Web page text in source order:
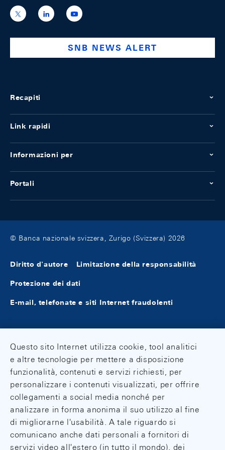
https://x.com/snb_bns
https://ch.linkedin.com/company/swiss-
national-
https://www.youtube.com/
SNB NEWS ALERT
Recapiti
Link rapidi
Informazioni per
Portali
© Banca nazionale svizzera, Zurigo (Svizzera) 2026
Diritto d'autore Limitazione della responsabilità
Protezione dei dati
E-mail, telefonate e siti Internet fraudolenti
Questo sito Internet utilizza cookie, tool analitici
e altre tecnologie per mettere a disposizione
funzionalità, contenuti e servizi richiesti, per
personalizzare i contenuti visualizzati, per offrire
collegamenti a social media nonché per
analizzare in forma anonima il suo utilizzo al fine
di migliorarne l'usabilità. A tale riguardo si
comunicano anche dati personali a fornitori di
servizi video all'estero (in tutto il mondo), dei